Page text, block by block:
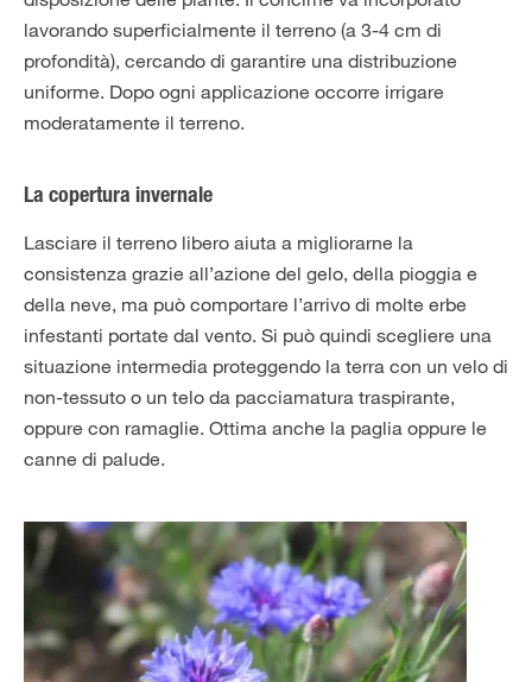
lavorando superficialmente il terreno (a 3-4 cm di
profondità), cercando di garantire una distribuzione
uniforme. Dopo ogni applicazione occorre irrigare
moderatamente il terreno.
La copertura invernale
Lasciare il terreno libero aiuta a migliorarne la
consistenza grazie all’azione del gelo, della pioggia e
della neve, ma può comportare l’arrivo di molte erbe
infestanti portate dal vento. Si può quindi scegliere una
situazione intermedia proteggendo la terra con un velo di
non-tessuto o un telo da pacciamatura traspirante,
oppure con ramaglie. Ottima anche la paglia oppure le
canne di palude.